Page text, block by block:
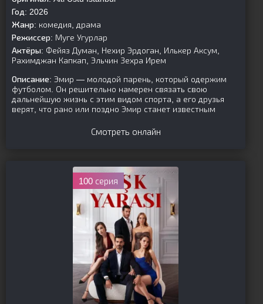
Год: 2026
Жанр: комедия, драма
Режиссер: Муге Угурлар
Актёры: Фейяз Думан, Нехир Эрдоган, Илькер Аксум,
Рахимджан Капкап, Эльчин Зехра Ирем
Описание: Эмир — молодой парень, который одержим
футболом. Он решительно намерен связать свою
дальнейшую жизнь с этим видом спорта, а его друзья
верят, что рано или поздно Эмир станет известным
Смотреть онлайн
100 серия